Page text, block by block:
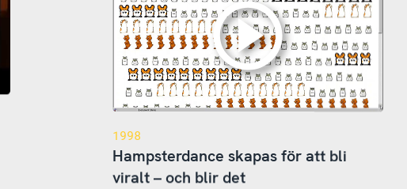
1998
Hampsterdance skapas för att bli
viralt – och blir det